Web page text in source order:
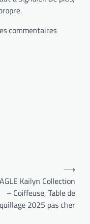
commentaires
Kailyn Collection
– Coiffeuse, Table de
2025 pas cher
⟶